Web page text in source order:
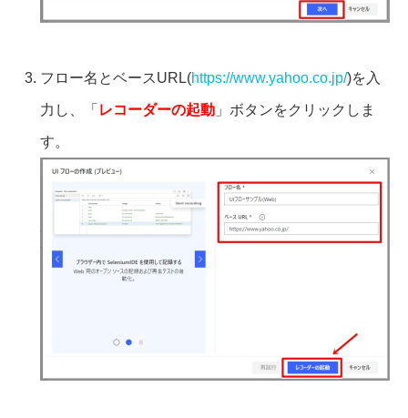
フロー名とベースURL(https://www.yahoo.co.jp/)を入
力し、「 レコーダーの起動 」ボタンをクリックしま
す。